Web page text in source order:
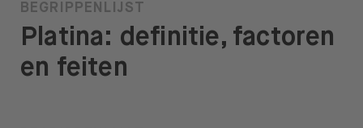
BEGRIPPENLIJST
Platina: definitie, factoren
en feiten